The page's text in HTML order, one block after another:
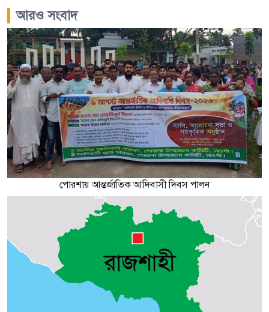
আরও সংবাদ
পোরশায় আন্তর্জাতিক আদিবাসী দিবস পালন